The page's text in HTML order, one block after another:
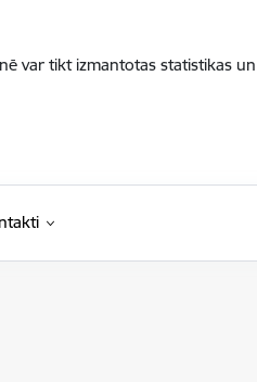
var tikt izmantotas statistikas